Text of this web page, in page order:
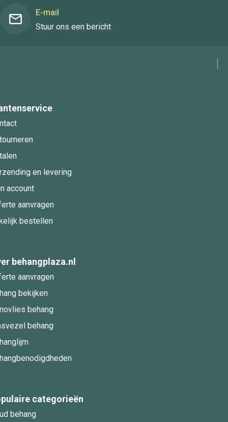
E-mail
Stuur ons een bericht
en levering
account
aanvragen
bestellen
behangplaza.nl
aanvragen
bekijken
behang
behang
categorieën
behang